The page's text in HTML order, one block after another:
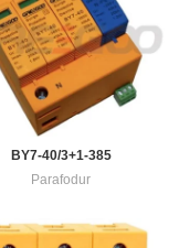
BY7-40/3+1-385
Parafodur